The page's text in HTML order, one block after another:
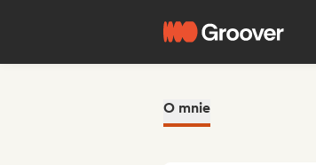
O mnie